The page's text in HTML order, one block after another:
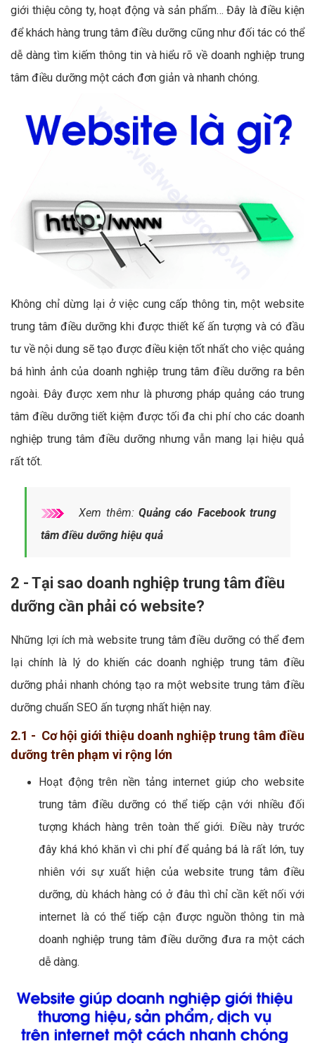
giới thiệu công ty, hoạt động và sản phẩm… Đây là điều kiện
để khách hàng trung tâm điều dưỡng cũng như đối tác có thể
dễ dàng tìm kiếm thông tin và hiểu rõ về doanh nghiệp trung
tâm điều dưỡng một cách đơn giản và nhanh chóng.
Không chỉ dừng lại ở việc cung cấp thông tin, một website
trung tâm điều dưỡng khi được thiết kế ấn tượng và có đầu
tư về nội dung sẽ tạo được điều kiện tốt nhất cho việc quảng
bá hình ảnh của doanh nghiệp trung tâm điều dưỡng ra bên
ngoài. Đây được xem như là phương pháp quảng cáo trung
tâm điều dưỡng tiết kiệm được tối đa chi phí cho các doanh
nghiệp trung tâm điều dưỡng nhưng vẫn mang lại hiệu quả
rất tốt.
Xem thêm: Quảng cáo Facebook trung
tâm điều dưỡng hiệu quả
2 - Tại sao doanh nghiệp trung tâm điều
dưỡng cần phải có website?
Những lợi ích mà website trung tâm điều dưỡng có thể đem
lại chính là lý do khiến các doanh nghiệp trung tâm điều
dưỡng phải nhanh chóng tạo ra một website trung tâm điều
dưỡng chuẩn SEO ấn tượng nhất hiện nay.
2.1 - Cơ hội giới thiệu doanh nghiệp trung tâm điều
dưỡng trên phạm vi rộng lớn
Hoạt động trên nền tảng internet giúp cho website
trung tâm điều dưỡng có thể tiếp cận với nhiều đối
tượng khách hàng trên toàn thế giới. Điều này trước
đây khá khó khăn vì chi phí để quảng bá là rất lớn, tuy
nhiên với sự xuất hiện của website trung tâm điều
dưỡng, dù khách hàng có ở đâu thì chỉ cần kết nối với
internet là có thể tiếp cận được nguồn thông tin mà
doanh nghiệp trung tâm điều dưỡng đưa ra một cách
dễ dàng.